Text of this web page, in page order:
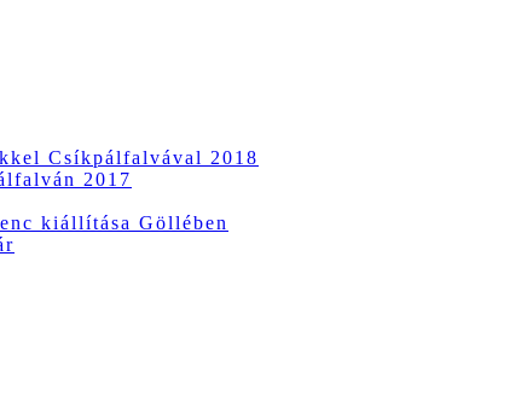
Csíkpálfalvával 2018
2017
kiállítása Göllében